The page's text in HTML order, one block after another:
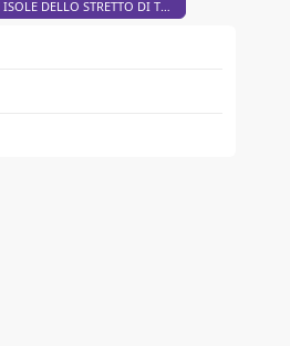
ABORIGENI E ABITANTI DELLE ISOLE DELLO STRETTO DI TORRES